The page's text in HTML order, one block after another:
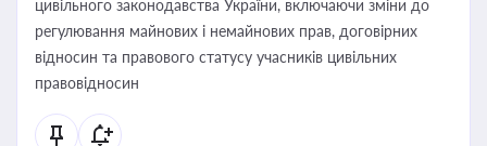
цивільного законодавства України, включаючи зміни до
регулювання майнових і немайнових прав, договірних
відносин та правового статусу учасників цивільних
правовідносин